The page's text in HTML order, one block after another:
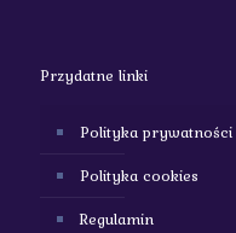
Przydatne linki
Polityka prywatności
Polityka cookies
Regulamin